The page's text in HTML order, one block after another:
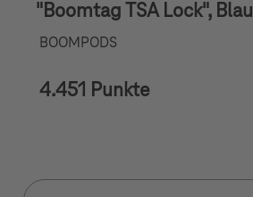
"Boomtag TSA Lock", Blau
BOOMPODS
4.451 Punkte